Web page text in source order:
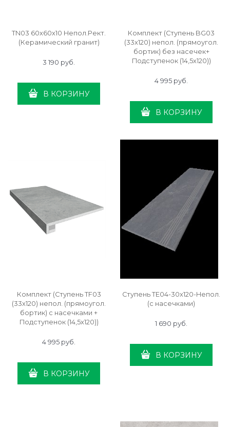
TN03 60x60x10 Непол.Рект.
(Керамический гранит)
3 190 руб.
В КОРЗИНУ
Комплект (Ступень BG03
(33x120) непол. (прямоугол.
бортик) без насечек+
Подступенок (14,5x120))
4 995 руб.
В КОРЗИНУ
Комплект (Ступень TF03
(33x120) непол. (прямоугол.
бортик) с насечками +
Подступенок (14,5x120))
4 995 руб.
В КОРЗИНУ
Ступень TE04-30x120-Непол.
(с насечками)
1 690 руб.
В КОРЗИНУ